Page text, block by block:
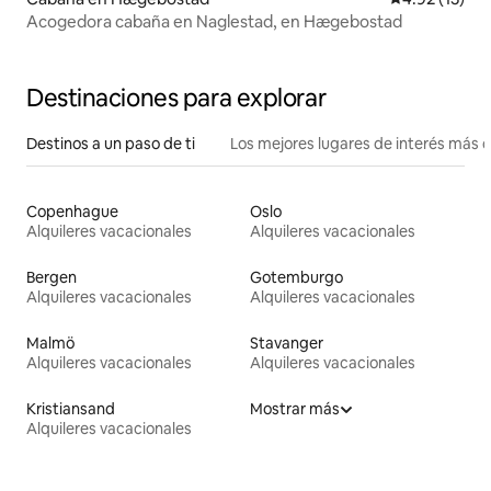
Acogedora cabaña en Naglestad, en Hægebostad
Destinaciones para explorar
Destinos a un paso de ti Los mejores lugares de interés más
Copenhague
Alquileres vacacionales
Oslo
Alquileres vacacionales
Bergen
Alquileres vacacionales
Gotemburgo
Alquileres vacacionales
Malmö
Alquileres vacacionales
Stavanger
Alquileres vacacionales
Kristiansand
Alquileres vacacionales
Mostrar más